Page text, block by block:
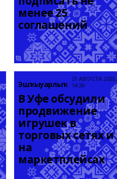
менее 25
соглашений
Эшҡыуарлыҡ
21 АВГУСТА 2025,
14:30
В Уфе обсудили
продвижение
игрушек в
торговых сетях и
на
маркетплейсах